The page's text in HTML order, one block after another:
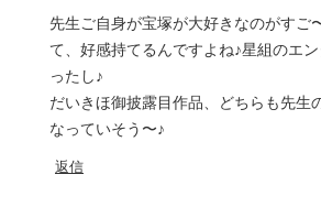
先生ご自身が宝塚が大好きなのがすご
て、好感持てるんですよね♪星組のエ
ったし♪
だいきほ御披露目作品、どちらも先生
なっていそう〜♪
返信